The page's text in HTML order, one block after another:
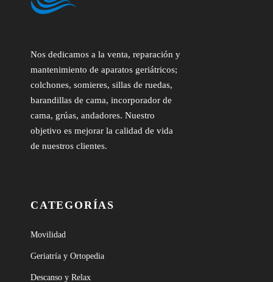
Nos dedicamos a la venta, reparación y
mantenimiento de aparatos geriátricos;
colchones, somieres, sillas de ruedas,
barandillas de cama, incorporador de
cama, grúas, andadores. Nuestro
objetivo es mejorar la calidad de vida
de nuestros clientes.
CATEGORÍAS
Movilidad
Geriatría y Ortopedia
Descanso y Relax